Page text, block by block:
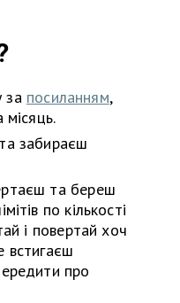
за посиланням,
місяць.
забираєш
та береш
по кількості
і повертай хоч
встигаєш
про